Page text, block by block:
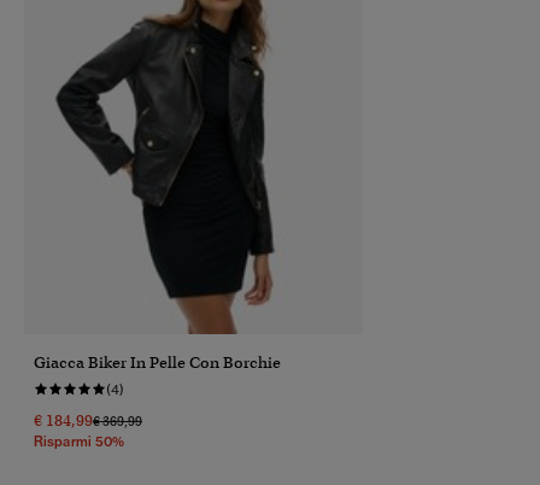
Giacca Biker In Pelle Con Borchie
(4)
€ 184,99Prezzo Ridotto Da
€ 369,99A
Risparmi 50%